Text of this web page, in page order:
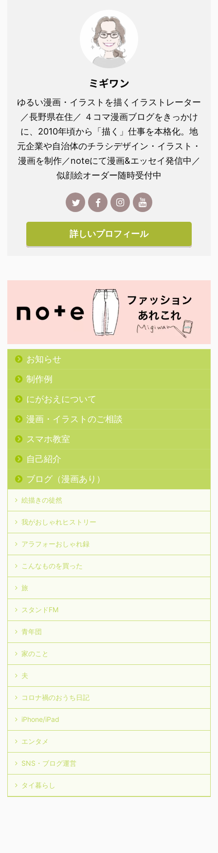
ミギワン
ゆるい漫画・イラストを描くイラストレーター
／長野県在住／ ４コマ漫画ブログをきっかけ
に、2010年頃から「描く」仕事を本格化。地
元企業や自治体のチラシデザイン・イラスト・
漫画を制作／noteにて漫画&エッセイ発信中／
似顔絵オーダー随時受付中
詳しいプロフィール
お知らせ
制作例
にがおえについて
漫画・イラストのご相談
スマホ教室
自己紹介
ブログ（漫画あり）
絵描きの徒然
我がおしゃれヒストリー
アラフォーおしゃれ録
こんなものを買った
旅
スタンドFM
青年団
家のこと
夫
コロナ禍のおうち日記
iPhone/iPad
エンタメ
SNS・ブログ運営
タイ暮らし